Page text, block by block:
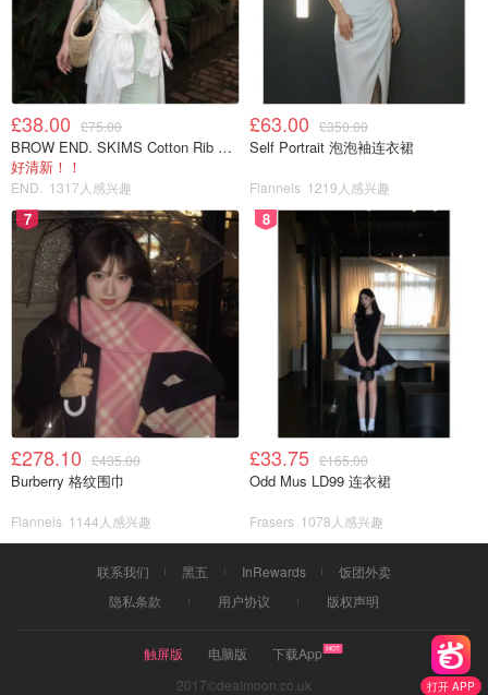
打开 APP
£38.00 £75.00
BROW END. SKIMS Cotton Rib 长款背心连衣裙 薄荷绿
好清新！！
END. 1317人感兴趣
£63.00 £350.00
Self Portrait 泡泡袖连衣裙
Flannels 1219人感兴趣
7
£278.10 £435.00
Burberry 格纹围巾
Flannels 1144人感兴趣
8
£33.75 £165.00
Odd Mus LD99 连衣裙
Frasers 1078人感兴趣
联系我们 黑五 InRewards
饭团外卖
隐私条款
用户协议 版权声明
触屏版 电脑版
下载App
2017©dealmoon.co.uk